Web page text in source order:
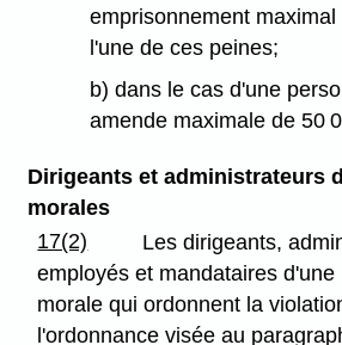
emprisonnement
l'une de ces peines;
b) dans le cas d'une
amende maximale de 50
Dirigeants et administrateurs
morales
17(2)
Les dirigeants,
employés et mandataires d'une
morale qui ordonnent la
l'ordonnance visée au